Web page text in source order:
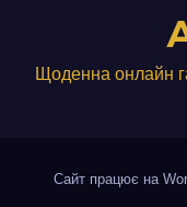
Щоденна онлайн
Сайт працює на